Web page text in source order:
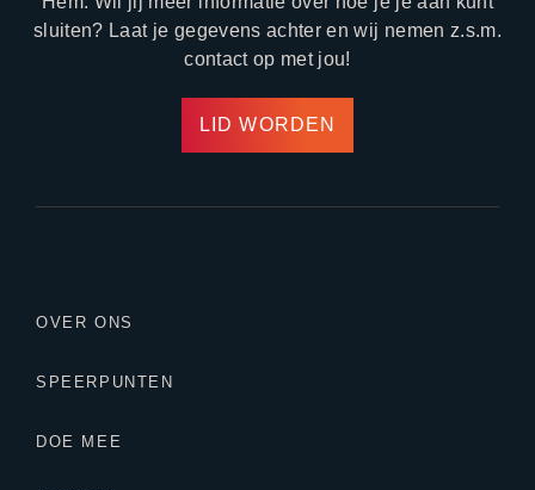
sluiten? Laat je gegevens achter en wij nemen z.s.m.
contact op met jou!
LID WORDEN
OVER ONS
SPEERPUNTEN
DOE MEE